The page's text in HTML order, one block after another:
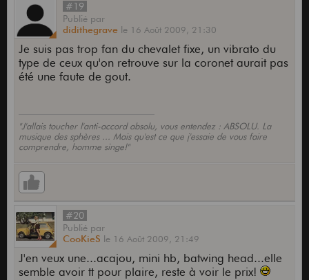
#19
Publié par
didithegrave le 16 Août 2009, 21:30
Je suis pas trop fan du chevalet fixe, un vibrato du
type de ceux qu'on retrouve sur la coronet aurait pas
été une faute de gout.
"J'allais toucher l'anti-accord absolu, vous entendez : ABSOLU. La
musique des sphères ... Mais qu'est ce que j'essaie de vous faire
comprendre, homme singe!"
#20
Publié par
CooKieS le 16 Août 2009, 21:49
J'en veux une...acajou, mini hb, batwing head...elle
semble avoir tt pour plaire, reste à voir le prix!